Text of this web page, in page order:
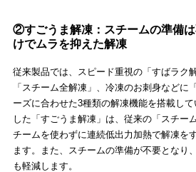
②すごうま解凍：スチームの準備
けでムラを抑えた解凍
従来製品では、スピード重視の「すばラク
「スチーム全解凍」、冷凍のお刺身などに
ーズに合わせた3種類の解凍機能を搭載し
した「すごうま解凍」は、従来の「スチー
チームを使わずに連続低出力加熱で解凍を
ます。また、スチームの準備が不要となり
も軽減します。